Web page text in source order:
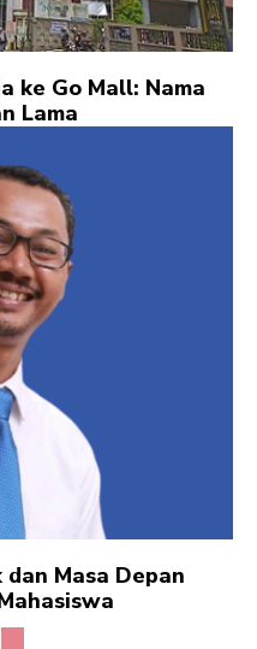
ke Go Mall: Nama
Lama
Masa Depan